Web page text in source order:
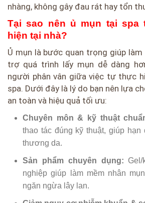
nhàng, không gây đau rát hay tổn
Tại sao nên ủ mụn tại
hiện tại nhà?
Ủ mụn là bước quan trọng giúp làm
trợ quá trình lấy mụn dễ dàng
người phân vân giữa việc tự thực
spa. Dưới đây là lý do bạn nên lựa
an toàn và hiệu quả tối ưu:
Chuyên môn & kỹ thuật
thao tác đúng kỹ thuật, giúp
thương da.
Sản phẩm chuyên dụng:
nghiệp giúp làm mềm nhân
ngăn ngừa lây lan.